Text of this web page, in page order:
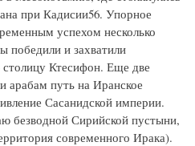
при Кадисии56. Упорное
успехом несколько
победили и захватили
Ктесифон. Еще две
арабам путь на Иранское
Сасанидской империи.
безводной Сирийской пустыни,
современного Ирака).